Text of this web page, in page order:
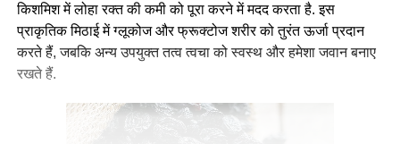
किशमिश में लोहा रक्त की कमी को पूरा करने में मदद करता है. इस
प्राकृतिक मिठाई में ग्लूकोज और फ्रूक्टोज शरीर को तुरंत ऊर्जा प्रदान
करते हैं, जबकि अन्य उपयुक्त तत्व त्वचा को स्वस्थ और हमेशा जवान बनाए
रखते हैं.